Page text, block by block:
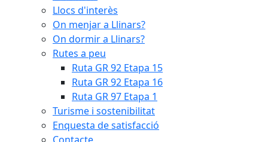
Llocs d'interès
On menjar a Llinars?
On dormir a Llinars?
Rutes a peu
Ruta GR 92 Etapa 15
Ruta GR 92 Etapa 16
Ruta GR 97 Etapa 1
Turisme i sostenibilitat
Enquesta de satisfacció